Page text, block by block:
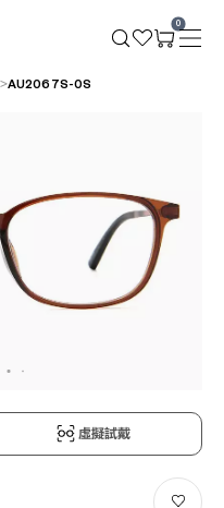
0
AU2067S-0S
虛擬試戴